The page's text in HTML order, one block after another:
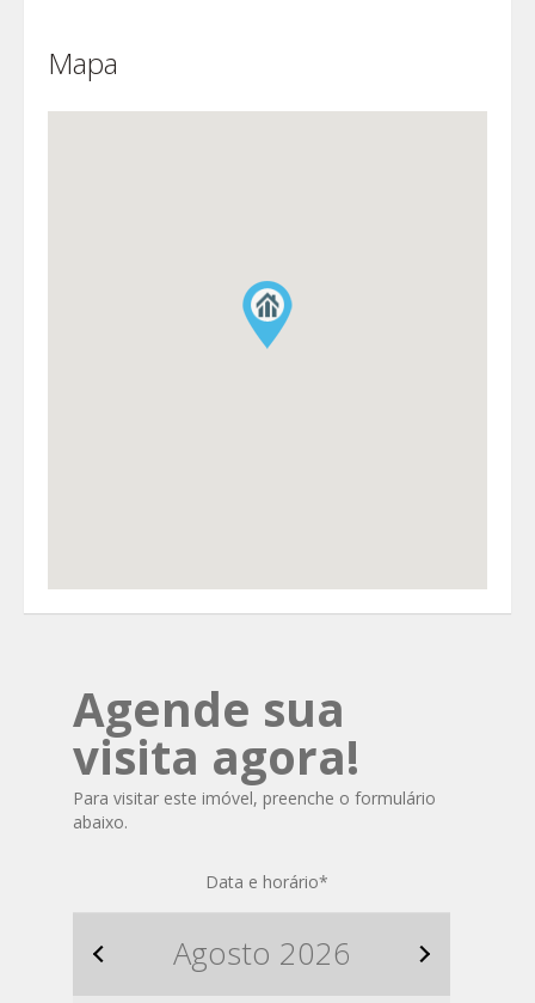
Mapa
Agende sua
visita agora!
Para visitar este imóvel, preenche o formulário
abaixo.
Data e horário*
Agosto 2026